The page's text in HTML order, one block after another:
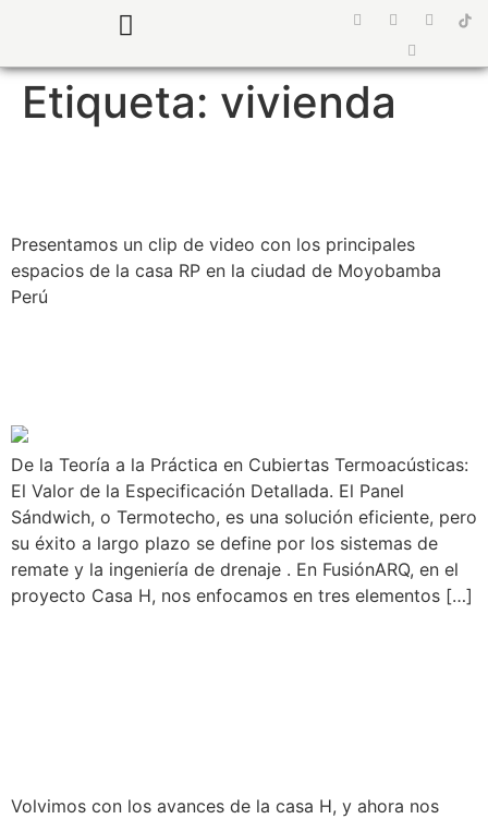
Etiqueta: vivienda
Presentamos un clip de video con los principales
espacios de la casa RP en la ciudad de Moyobamba
Perú
De la Teoría a la Práctica en Cubiertas Termoacústicas:
El Valor de la Especificación Detallada. El Panel
Sándwich, o Termotecho, es una solución eficiente, pero
su éxito a largo plazo se define por los sistemas de
remate y la ingeniería de drenaje . En FusiónARQ, en el
proyecto Casa H, nos enfocamos en tres elementos […]
Volvimos con los avances de la casa H, y ahora nos